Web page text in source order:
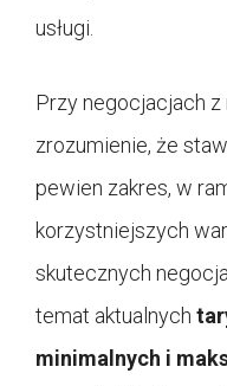
usługi.
Przy negocjacjach
zrozumienie, że
pewien zakres, w
korzystniejszych
skutecznych
temat aktualnych
minimalnych i